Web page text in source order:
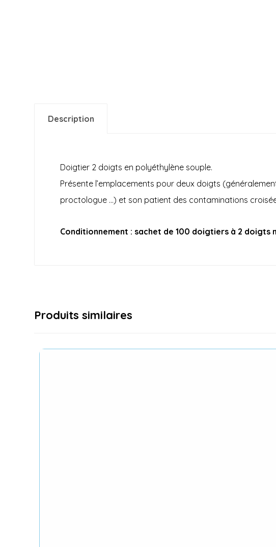
Description
Doigtier 2 doigts en polyéthylène souple.
Présente l’emplacements pour deux doigts
proctologue …) et son patient des contaminations
Conditionnement : sachet de 100 doigtiers à 2 doigts
Produits similaires